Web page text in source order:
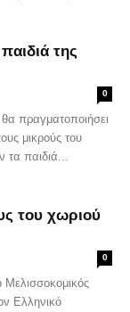
της
0
πραγματοποιήσει
μικρούς του
τα παιδιά...
του χωριού
0
Ελληνικό